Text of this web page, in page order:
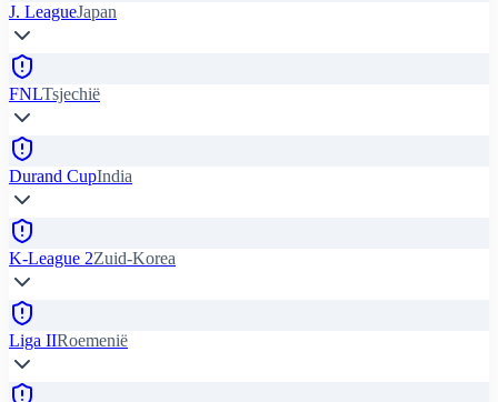
J. LeagueJapan
FNLTsjechië
Durand CupIndia
K-League 2Zuid-Korea
Liga IIRoemenië